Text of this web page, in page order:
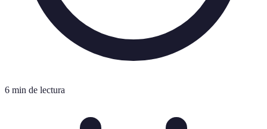
6 min de lectura